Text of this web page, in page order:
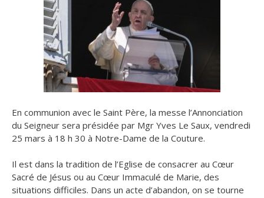
En communion avec le Saint Père, la messe l’Annonciation
du Seigneur sera présidée par Mgr Yves Le Saux, vendredi
25 mars à 18 h 30 à Notre-Dame de la Couture.
Il est dans la tradition de l’Eglise de consacrer au Cœur
Sacré de Jésus ou au Cœur Immaculé de Marie, des
situations difficiles. Dans un acte d’abandon, on se tourne